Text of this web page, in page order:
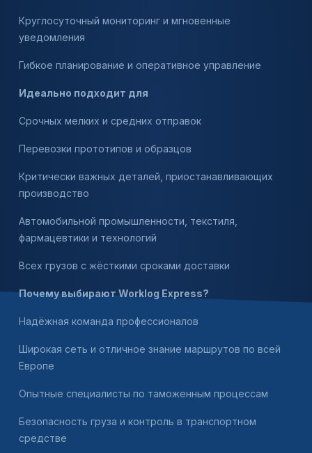
Круглосуточный мониторинг и мгновенные
уведомления
Гибкое планирование и оперативное управление
Идеально подходит для
Срочных мелких и средних отправок
Перевозки прототипов и образцов
Критически важных деталей, приостанавливающих
производство
Автомобильной промышленности, текстиля,
фармацевтики и технологий
Всех грузов с жёсткими сроками доставки
Почему выбирают Worklog Express?
Надёжная команда профессионалов
Широкая сеть и отличное знание маршрутов по всей
Европе
Опытные специалисты по таможенным процессам
Безопасность груза и контроль в транспортном
средстве